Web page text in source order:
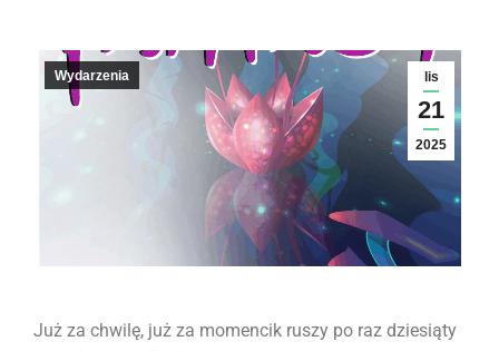
lis
21
2025
Wydarzenia
Już za chwilę, już za momencik ruszy po raz dziesiąty